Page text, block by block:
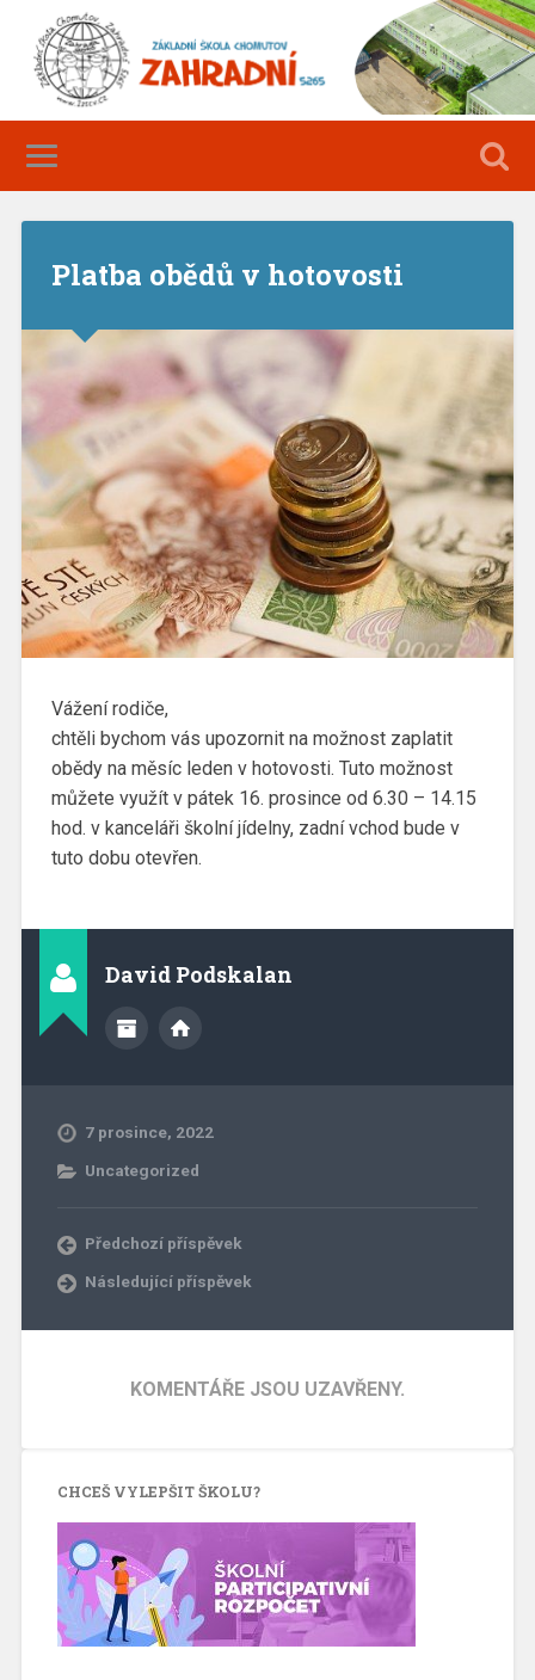
Platba obědů v hotovosti
Vážení rodiče,
chtěli bychom vás upozornit na možnost zaplatit
obědy na měsíc leden v hotovosti. Tuto možnost
můžete využít v pátek 16. prosince od 6.30 – 14.15
hod. v kanceláři školní jídelny, zadní vchod bude v
tuto dobu otevřen.
David Podskalan
7 prosince, 2022
Uncategorized
Předchozí příspěvek
Následující příspěvek
KOMENTÁŘE JSOU UZAVŘENY.
CHCEŠ VYLEPŠIT ŠKOLU?